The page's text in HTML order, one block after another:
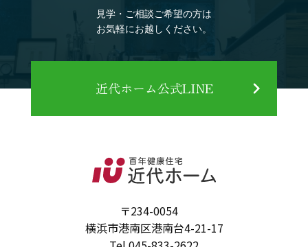
見学・ご相談ご希望の方は
お気軽にお越しください。
近代ホーム公式LINE
〒234-0054
横浜市港南区港南台4-21-17